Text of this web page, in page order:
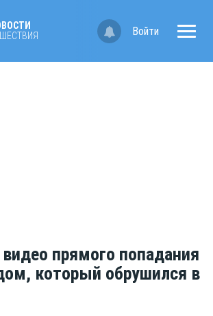
Войти
прямого попадания
который обрушился в